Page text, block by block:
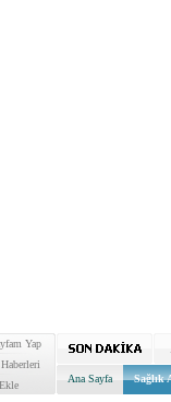
Yap
Ana Sayfa Sağlık